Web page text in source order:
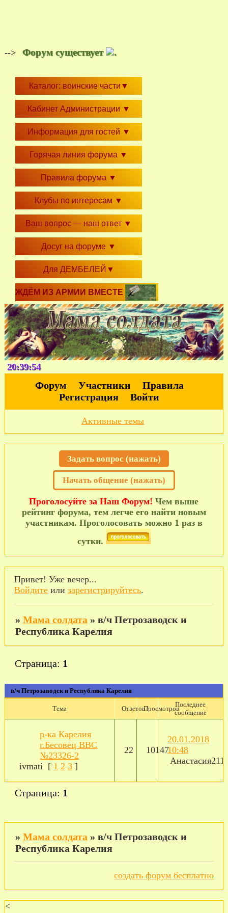
--> Форум существует .
Каталог: воинские части ▼
Кабинет Администрации ▼
Информация для гостей ▼
Горячая линия форума ▼
Правила форума ▼
Клубы по интересам ▼
Ваш вопрос — наш ответ ▼
Досуг на форуме ▼
Для ДЕМБЕЛЕЙ ▼
ЖДЁМ ИЗ АРМИИ ВМЕСТЕ
20:39:54
Форум Участники
Правила
Регистрация
Войти
Активные темы
Задать вопрос (нажать)
Начать общение (нажать)
Проголосуйте за Наш Форум! Чем выше
рейтинг форума, тем легче его найти новым
участникам. Проголосовать можно 1 раз в
сутки.
Привет! Уже вечер...
Войдитеили зарегистрируйтесь.
» Мама солдата » в/ч Петрозаводск и
Республика Карелия
в/ч Петрозаводск и Республика Карелия
Страница: 1
Тема ОтветовПросмотров
Последнее
сообщение
р-ка Карелия
г.Бесовец ВВС
№23326-2
ivmati [ 1 2 3 ]
22 10147
20.01.2018
10:48
Анастасия211
Страница: 1
» Мама солдата » в/ч Петрозаводск и
Республика Карелия
создать форум бесплатно
<